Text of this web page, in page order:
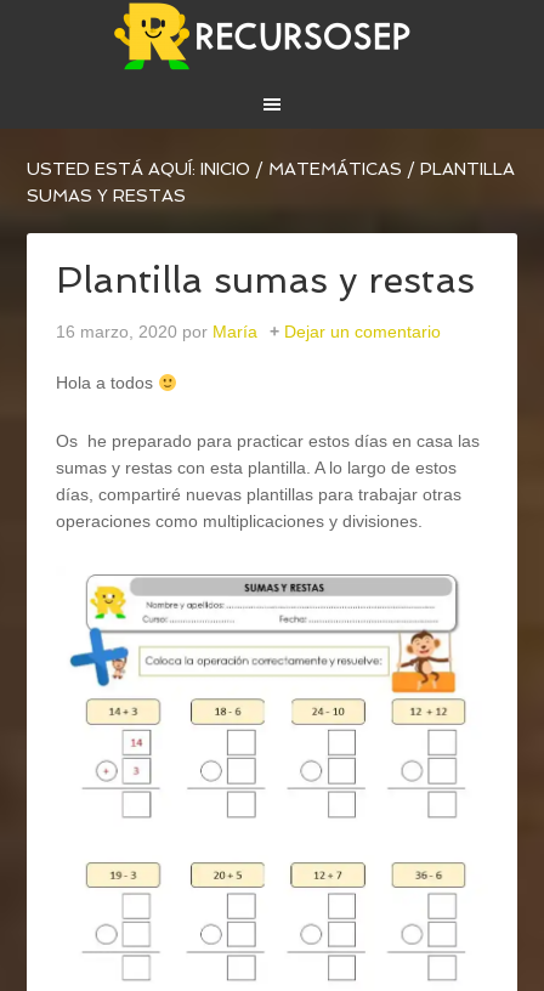
USTED ESTÁ AQUÍ:INICIO / MATEMÁTICAS / PLANTILLA
SUMAS Y RESTAS
Plantilla sumas y restas
16 marzo, 2020 por María Dejar un comentario
Hola a todos
Os he preparado para practicar estos días en casa las
sumas y restas con esta plantilla. A lo largo de estos
días, compartiré nuevas plantillas para trabajar otras
operaciones como multiplicaciones y divisiones.